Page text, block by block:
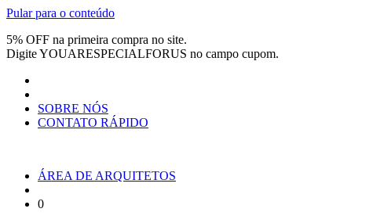
Pular para o conteúdo
5% OFF na primeira compra no site.
DigiteYOUARESPECIALFORUS no campo cupom.
SOBRE NÓS
CONTATO RÁPIDO
ÁREA DE ARQUITETOS
0